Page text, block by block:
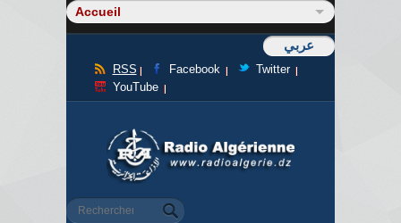
عربي
RSS Facebook
Twitter
YouTube
Formulaire de recherche
Rechercher